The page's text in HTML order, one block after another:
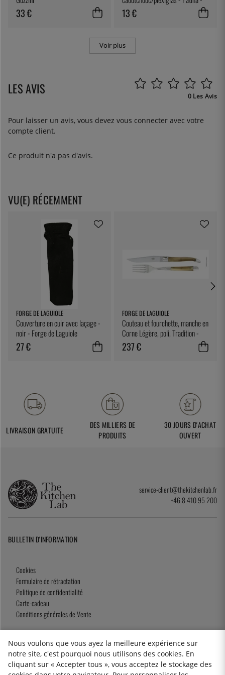
33 €
27,5 cm
13 €
Voir plus
LES AVIS 0 Les Avis
Pour laisser un avis, vous devez vous connecter avec votre
compte client.
Ce produit n'a pas d'avis.
VU(E) RÉCEMMENT
FORGE DE LAGUIOLE
Couverture en cuir avec laçage -
noir - Forge de Laguiole
27 €
FORGE DE LAGUIOLE
Couteau et fourchette, manche en
Corne Légère, poli, Tradition -
Forge de Laguiole
237 €
LIVRAISON GRATUITE
DES MILLIERS DE
PRODUITS
30 JOURS D'ACHAT
OUVERT
service-client@thekitchenlab.fr
+46 8 410 95 200
BULLETIN D'INFORMATION
Cookies
Formulaire de rétractation
Politique de confidentialité
Carte-cadeau
Conditions générales de Vente
2026 KitchenLab AB
Nous voulons que vous ayez la meilleure expérience sur
notre site, c'est pourquoi nous utilisons des cookies. En
cliquant sur « Accepter tous », vous acceptez le stockage des